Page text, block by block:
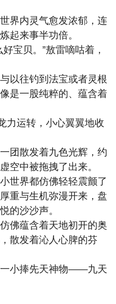
界内灵气愈发浓郁，连
起来事半功倍。
宝贝。”敖雷嘀咕着，
以往钓到法宝或者灵根
是一股纯粹的、蕴含着
力运转，小心翼翼地收
团散发着九色光辉，约
空中被拖拽了出来。
世界都仿佛轻轻震颤了
重与生机弥漫开来，盘
的沙沙声。
佛蕴含着天地初开的奥
散发着沁人心脾的芬
一小捧先天神物——九天